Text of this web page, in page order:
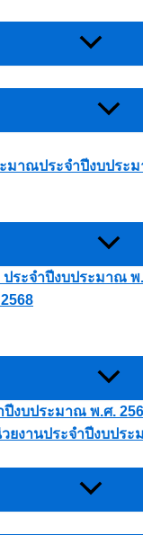
มาณประจำปีงบประ
ะจำปีงบประมาณ พ.
ปีงบประมาณ พ.ศ.
ยงานประจำปีงบประ